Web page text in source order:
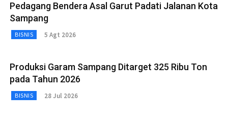
Pedagang Bendera Asal Garut Padati Jalanan Kota
Sampang
BISNIS 5 Agt 2026
Produksi Garam Sampang Ditarget 325 Ribu Ton
pada Tahun 2026
BISNIS 28 Jul 2026